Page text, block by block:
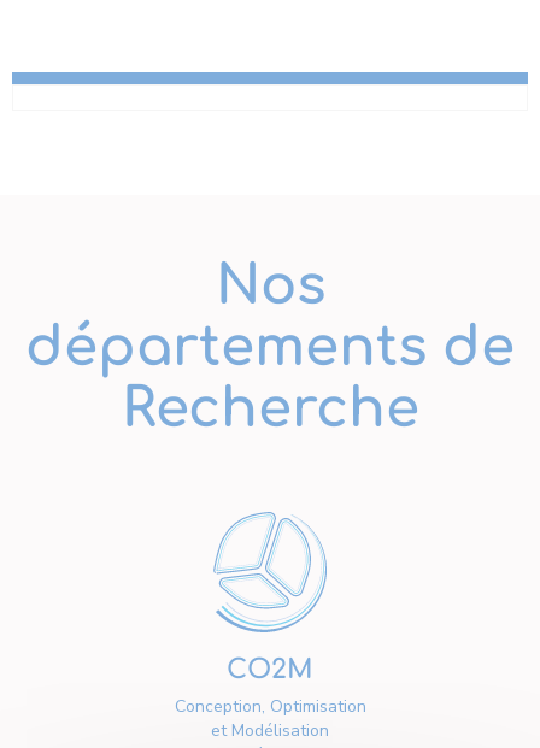
Nos
départements de
Recherche
CO2M
Conception, Optimisation
et Modélisation